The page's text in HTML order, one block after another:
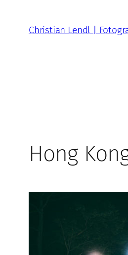
springen
Christian Lendl |
Hong